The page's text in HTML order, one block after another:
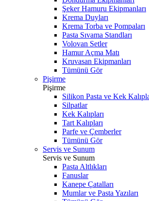
Şeker Hamuru Ekipmanları
Krema Duyları
Krema Torba ve Pompaları
Pasta Sıvama Standları
Volovan Setler
Hamur Açma Matı
Kruvasan Ekipmanları
Tümünü Gör
Pişirme
Pişirme
Silikon Pasta ve Kek
Silpatlar
Kek Kalıpları
Tart Kalıpları
Parfe ve Çemberler
Tümünü Gör
Servis ve Sunum
Servis ve Sunum
Pasta Altlıkları
Fanuslar
Kanepe Çatalları
Mumlar ve Pasta Yazıları